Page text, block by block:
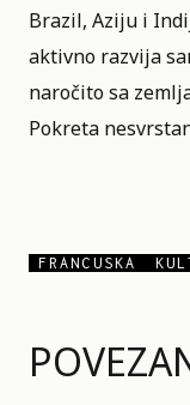
Brazil, Aziju i
aktivno razvija
naročito sa
Pokreta
FRANCUSKA